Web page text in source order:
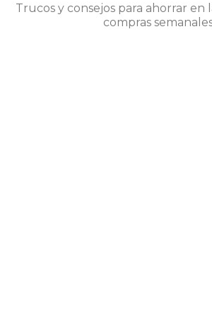
Trucos y consejos para ahorrar en
compras